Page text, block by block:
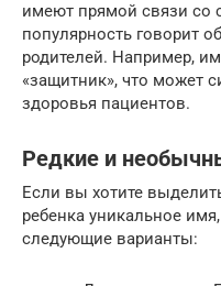
имеют прямой связи со
популярность говорит
родителей. Например,
«защитник», что может
здоровья пациентов.
Редкие и
Если вы хотите
ребенка уникальное
следующие варианты: